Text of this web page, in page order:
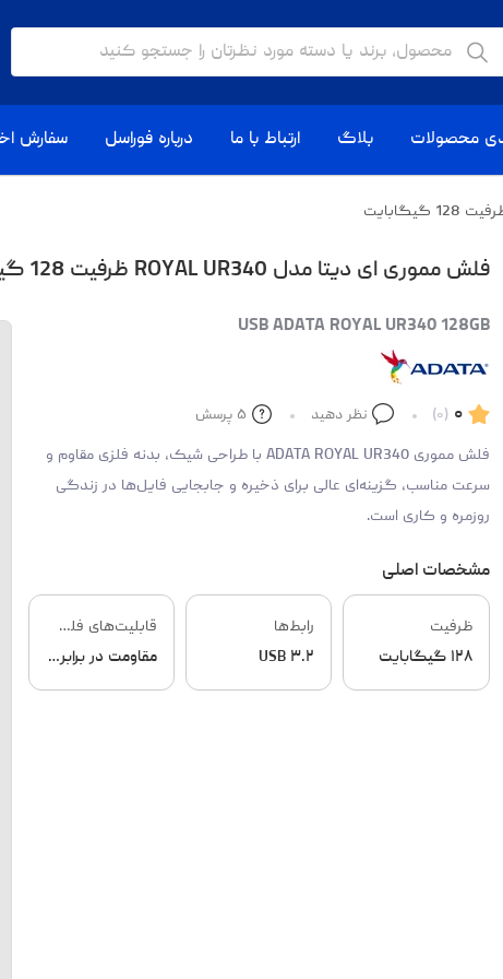
محصولات بلاگ ارتباط با ما درباره فوراسل سفارش
فلش مموری ای دیتا مدل ROYAL UR340 ظرفیت 128 گیگابایت
USB ADATA ROYAL UR340 128GB
۰ (۰) نظر دهید ۵ پرسش
فلش مموری ADATA ROYAL UR340 با طراحی شیک، بدنه فلزی مقاوم و
سرعت مناسب، گزینه‌ای عالی برای ذخیره و جابجایی فایل‌ها در زندگی
روزمره و کاری است.
مشخصات اصلی
ظرفیت
۱۲۸ گیگابایت
رابط‌ها
USB ۳.۲
قابلیت‌های فلش مموری
مقاومت در برابر گرد و غبار